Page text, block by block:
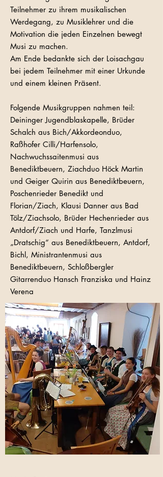
Teilnehmer zu ihrem musikalischen
Werdegang, zu Musiklehrer und die
Motivation die jeden Einzelnen bewegt
Musi zu machen.
Am Ende bedankte sich der Loisachgau
bei jedem Teilnehmer mit einer Urkunde
und einem kleinen Präsent.
Folgende Musikgruppen nahmen teil:
Deininger Jugendblaskapelle, Brüder
Schalch aus Bich/Akkordeonduo,
Raßhofer Cilli/Harfensolo,
Nachwuchssaitenmusi aus
Benediktbeuern, Ziachduo Höck Martin
und Geiger Quirin aus Benediktbeuern,
Poschenrieder Benedikt und
Florian/Ziach, Klausi Danner aus Bad
Tölz/Ziachsolo, Brüder Hechenrieder aus
Antdorf/Ziach und Harfe, Tanzlmusi
„Dratschig“ aus Benediktbeuern, Antdorf,
Bichl, Ministrantenmusi aus
Benediktbeuern, Schloßbergler
Gitarrenduo Hansch Franziska und Hainz
Verena